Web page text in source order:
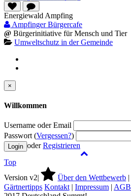
Energiewald Ampfing
Ampfinger Bürgercafe
@ Bürgerinitiative für Mensch und Tier
Umweltschutz in der Gemeinde
×
Willkommen
Username oder Email
Passwort (Vergessen?)
oderRegistrieren
Top
Version v2|
Über den Wettbewerb |
Gärtnertipps Kontakt| Impressum | AGB